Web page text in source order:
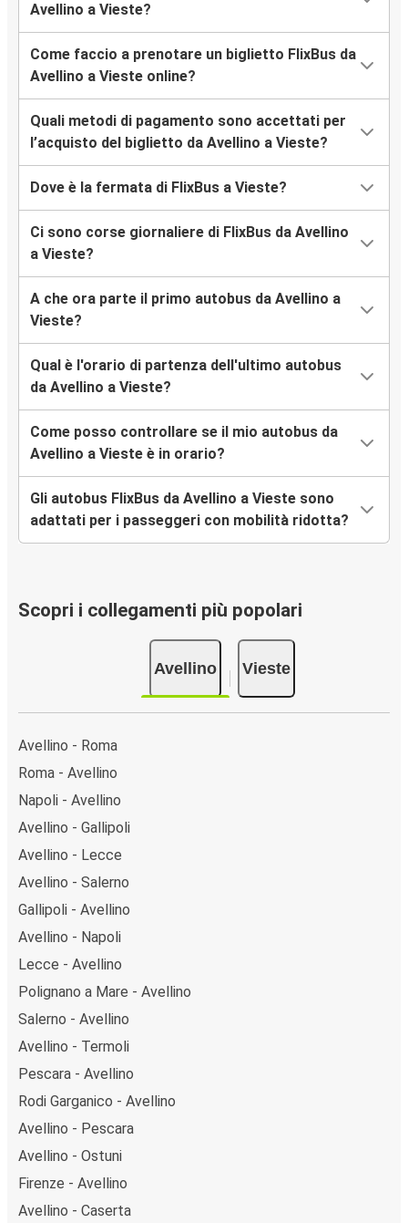
Avellino a Vieste?
Come faccio a prenotare un biglietto FlixBus da
Avellino a Vieste online?
Quali metodi di pagamento sono accettati per
l’acquisto del biglietto da Avellino a Vieste?
Dove è la fermata di FlixBus a Vieste?
Ci sono corse giornaliere di FlixBus da Avellino
a Vieste?
A che ora parte il primo autobus da Avellino a
Vieste?
Qual è l'orario di partenza dell'ultimo autobus
da Avellino a Vieste?
Come posso controllare se il mio autobus da
Avellino a Vieste è in orario?
Gli autobus FlixBus da Avellino a Vieste sono
adattati per i passeggeri con mobilità ridotta?
Scopri i collegamenti più popolari
Avellino Vieste
Avellino - Roma
Roma - Avellino
Napoli - Avellino
Avellino - Gallipoli
Avellino - Lecce
Avellino - Salerno
Gallipoli - Avellino
Avellino - Napoli
Lecce - Avellino
Polignano a Mare - Avellino
Salerno - Avellino
Avellino - Termoli
Pescara - Avellino
Rodi Garganico - Avellino
Avellino - Pescara
Avellino - Ostuni
Firenze - Avellino
Avellino - Caserta